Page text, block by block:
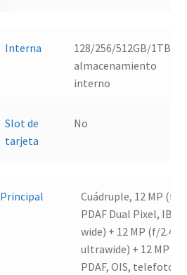
Interna
128/256/512GB/1TB
almacenamiento
interno
Slot de
tarjeta
No
Principal
Cuádruple, 12 MP (f/
PDAF Dual Pixel, IBIS,
wide) + 12 MP (f/2.4,
ultrawide) + 12 MP (f/
PDAF, OIS, telefoto)